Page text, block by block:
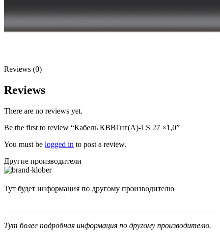
Reviews (0)
Reviews
There are no reviews yet.
Be the first to review “Кабель КВВГнг(А)-LS 27 ×1,0”
You must be logged in to post a review.
Другие производители
Тут будет информация по другому производителю
Тут более подробная информация по другому производителю.